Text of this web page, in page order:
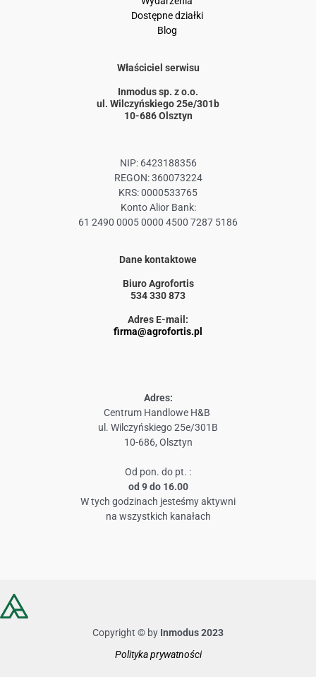
Dostępne działki
Blog
Właściciel serwisu
Inmodus sp. z o.o.
ul. Wilczyńskiego 25e/301b
10-686 Olsztyn
NIP: 6423188356
REGON: 360073224
KRS: 0000533765
Konto Alior Bank:
61 2490 0005 0000 4500 7287 5186
Dane kontaktowe
Biuro Agrofortis
534 330 873
Adres E-mail:
firma@agrofortis.pl
Adres:
Centrum Handlowe H&B
ul. Wilczyńskiego 25e/301B
10-686, Olsztyn
Od pon. do pt. :
od 9 do 16.00
W tych godzinach jesteśmy aktywni
na wszystkich kanałach
Copyright © by Inmodus 2023
Polityka prywatności